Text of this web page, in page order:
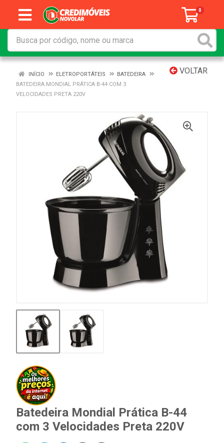
0
VOLTAR
INÍCIO ELETROPORTÁTEIS
BATEDEIRA
BATEDEIRA MONDIAL PRÁTICA B-44 COM 3
VELOCIDADES PRETA 220V
Batedeira Mondial Prática B-44
com 3 Velocidades Preta 220V